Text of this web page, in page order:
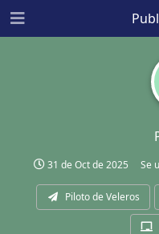
31 de Oct de 2025 Se
Piloto de Veleros